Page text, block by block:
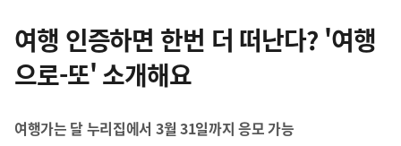
텐
츠
영
여행 인증하면 한번 더 떠난다? '여행
으로-또' 소개해요
여행가는 달 누리집에서 3월 31일까지 응모 가능